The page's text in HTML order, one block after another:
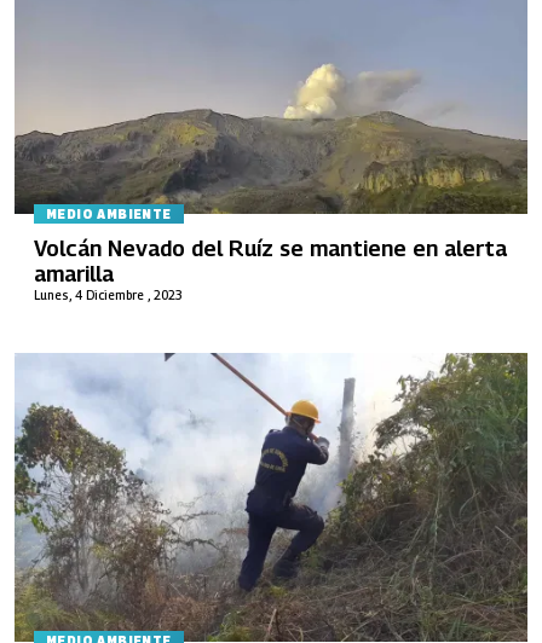
MEDIO AMBIENTE
Lunes, 4 Diciembre , 2023
Volcán Nevado del Ruíz se mantiene en alerta
amarilla